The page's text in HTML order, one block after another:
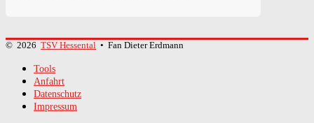
© 2026 TSV Hessental • Fan Dieter Erdmann
Tools
Anfahrt
Datenschutz
Impressum